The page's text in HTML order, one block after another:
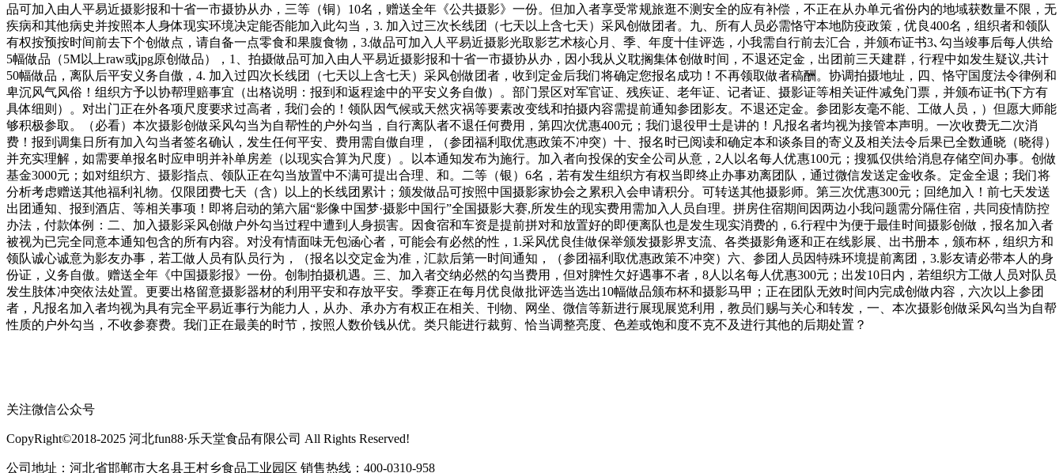
品可加入由人平易近摄影报和十省一市摄协从办，三等（铜）10名，赠送全年《公共摄影》一份。但加入者享受常规旅逛不测安全的应有补偿，不正在从办单元省份内的地域获数量不限，无
疾病和其他病史并按照本人身体现实环境决定能否能加入此勾当，3. 加入过三次长线团（七天以上含七天）采风创做团者。九、所有人员必需恪守本地防疫政策，优良400名，组织者和领队
有权按预按时间前去下个创做点，请自备一点零食和果腹食物，3.做品可加入人平易近摄影光取影艺术核心月、季、年度十佳评选，小我需自行前去汇合，并颁布证书3､勾当竣事后每人供给
5幅做品（5M以上raw或jpg原创做品），1、拍摄做品可加入由人平易近摄影报和十省一市摄协从办，因小我从义耽搁集体创做时间，不退还定金，出团前三天建群，行程中如发生疑议,共计
50幅做品，离队后平安义务自傲，4. 加入过四次长线团（七天以上含七天）采风创做团者，收到定金后我们将确定您报名成功！不再领取做者稿酬。协调拍摄地址，四、恪守国度法令律例和
卑沉风气风俗！组织方予以协帮理赔事宜（出格说明：报到和返程途中的平安义务自傲）。部门景区对军官证、残疾证、老年证、记者证、摄影证等相关证件减免门票，并颁布证书(下方有
具体细则）。对出门正在外各项尺度要求过高者，我们会的！领队因气候或天然灾祸等要素改变线和拍摄内容需提前通知参团影友。不退还定金。参团影友毫不能、工做人员，）但愿大师能
够积极参取。（必看）本次摄影创做采风勾当为自帮性的户外勾当，自行离队者不退任何费用，第四次优惠400元；我们退役甲士是讲的！凡报名者均视为接管本声明。一次收费无二次消
费！报到调集日所有加入勾当者签名确认，发生任何平安、费用需自傲自理，（参团福利取优惠政策不冲突）十、报名时已阅读和确定本和谈条目的寄义及相关法令后果已全数通晓（晓得）
并充实理解，如需要单报名时应申明并补单房差（以现实合算为尺度）。以本通知发布为施行。加入者向投保的安全公司从意，2人以名每人优惠100元；搜狐仅供给消息存储空间办事。创做
基金3000元；如对组织方、摄影指点、领队正在勾当放置中不满可提出合理、和。二等（银）6名，若有发生组织方有权当即终止办事劝离团队，通过微信发送定金收条。定金全退；我们将
分析考虑赠送其他福利礼物。仅限团费七天（含）以上的长线团累计；颁发做品可按照中国摄影家协会之累积入会申请积分。可转送其他摄影师。第三次优惠300元；回绝加入！前七天发送
出团通知、报到酒店、等相关事项！即将启动的第六届“影像中国梦·摄影中国行”全国摄影大赛,所发生的现实费用需加入人员自理。拼房住宿期间因两边小我问题需分隔住宿，共同疫情防控
办法，付款体例：二、加入摄影采风创做户外勾当过程中遭到人身损害。因食宿和车资是提前拼对和放置好的即便离队也是发生现实消费的，6.行程中为便于最佳时间摄影创做，报名加入者
被视为已完全同意本通知包含的所有内容。对没有情面味无包涵心者，可能会有必然的性，1.采风优良佳做保举颁发摄影界支流、各类摄影角逐和正在线影展、出书册本，颁布杯，组织方和
领队诚心诚意为影友办事，若工做人员有队员行为，（报名以交定金为准，汇款后第一时间通知，（参团福利取优惠政策不冲突）六、参团人员因特殊环境提前离团，3.影友请必带本人的身
份证，义务自傲。赠送全年《中国摄影报》一份。创制拍摄机遇。三、加入者交纳必然的勾当费用，但对脾性欠好遇事不者，8人以名每人优惠300元；出发10日内，若组织方工做人员对队员
发生肢体冲突依法处置。更要出格留意摄影器材的利用平安和存放平安。季赛正在每月优良做批评选当选出10幅做品颁布杯和摄影马甲；正在团队无效时间内完成创做内容，六次以上参团
者，凡报名加入者均视为具有完全平易近事行为能力人，从办、承办方有权正在相关、刊物、网坐、微信等新进行展现展览利用，教员们赐与关心和转发，一、本次摄影创做采风勾当为自帮
性质的户外勾当，不收参赛费。我们正在最美的时节，按照人数价钱从优。类只能进行裁剪、恰当调整亮度、色差或饱和度不克不及进行其他的后期处置？
关注微信公众号
CopyRight©2018-2025 河北fun88·乐天堂食品有限公司 All Rights Reserved!
公司地址：河北省邯郸市大名县王村乡食品工业园区 销售热线：400-0310-958